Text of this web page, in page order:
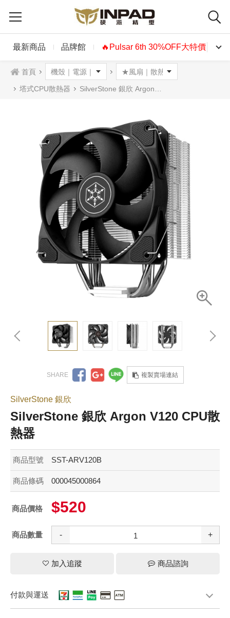
最新商品 品牌館 🔥Pulsar 6th 30%OFF大特價🔥
首頁
塔式CPU散熱器 SilverStone 銀欣 Argon V120 CPU散熱器
複製賣場連結
SilverStone 銀欣
SilverStone 銀欣 Argon V120 CPU散
熱器
商品型號 SST-ARV120B
商品條碼 000045000864
商品價格 $520
商品數量 - +
加入追蹤 商品諮詢
付款與運送